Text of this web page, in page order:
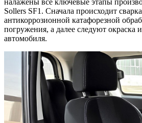
Sollers SF1. Сначала происходит
антикоррозионной катафорезной
погружения, а далее следуют окраска
автомобиля.